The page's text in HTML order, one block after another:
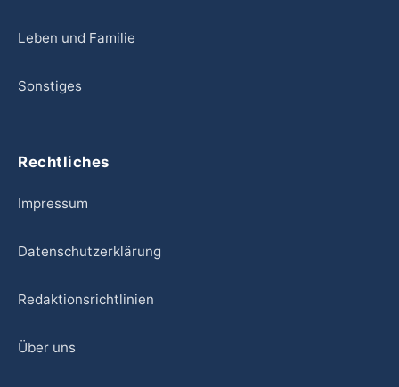
Leben und Familie
Sonstiges
Rechtliches
Impressum
Datenschutzerklärung
Redaktionsrichtlinien
Über uns